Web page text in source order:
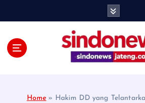
Home » Hakim DD yang